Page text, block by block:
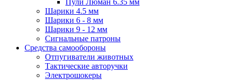
Шарики 4.5 мм
Шарики 6 - 8 мм
Шарики 9 - 12 мм
Сигнальные патроны
Средства самообороны
Отпугиватели животных
Тактические авторучки
Электрошокеры